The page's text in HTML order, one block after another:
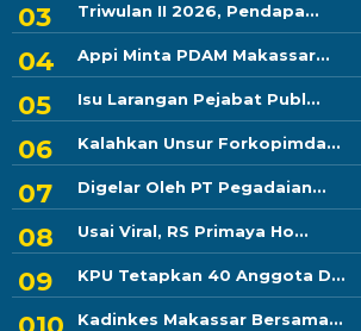
Triwulan II 2026, Pendapa...
Appi Minta PDAM Makassar...
Isu Larangan Pejabat Publ...
Kalahkan Unsur Forkopimda...
Digelar Oleh PT Pegadaian...
Usai Viral, RS Primaya Ho...
KPU Tetapkan 40 Anggota D...
Kadinkes Makassar Bersama...